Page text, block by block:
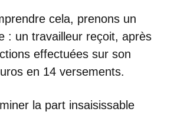
cela, prenons un
: un travailleur reçoit, après
effectuées sur son
en 14 versements.
la part insaisissable